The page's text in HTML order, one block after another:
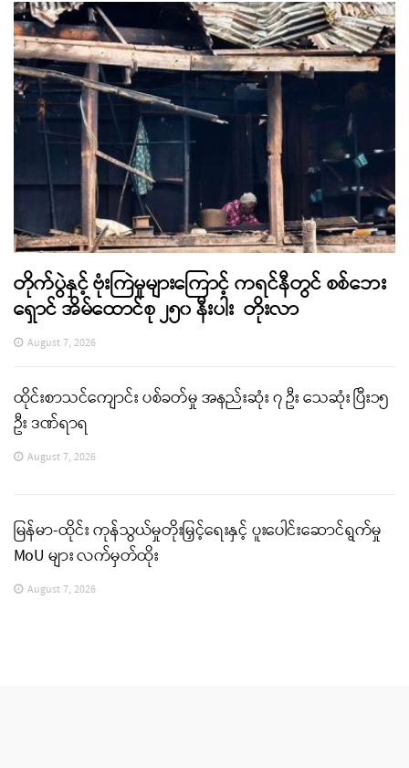
တိုက်ပွဲနှင့် ဗုံးကြဲမှုများကြောင့် ကရင်နီတွင် စစ်ဘေး
ရှောင် အိမ်ထောင်စု ၂၅၀ နီးပါး တိုးလာ
August 7, 2026
ထိုင်းစာသင်ကျောင်း ပစ်ခတ်မှု အနည်းဆုံး ၇ ဦး သေဆုံး ပြီး၁၅
ဦး ဒဏ်ရာရ
August 7, 2026
မြန်မာ-ထိုင်း ကုန်သွယ်မှုတိုးမြှင့်ရေးနှင့် ပူးပေါင်းဆောင်ရွက်မှု
MoU များ လက်မှတ်ထိုး
August 7, 2026